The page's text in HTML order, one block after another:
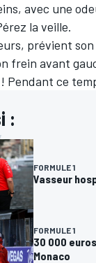
avec une
la veille.
prévient
frein avant
Pendant ce
:
FORMULE 1
Vasseur
FORMULE 1
30 000
Monaco